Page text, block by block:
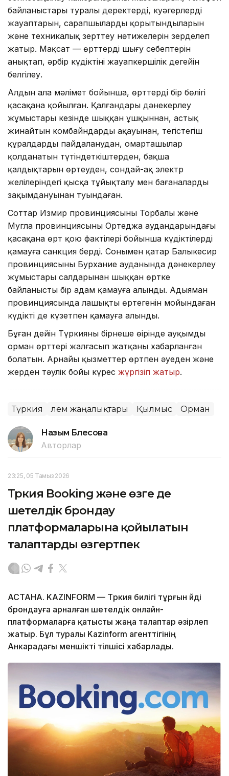
байланыстары туралы деректерді, куәгерлердің
жауаптарын, сарапшылардың қорытындыларын
және техникалық зерттеу нәтижелерін зерделеп
жатыр. Мақсат — өрттердің шығу себептерін
анықтап, әрбір күдіктінің жауапкершілік деңгейін
белгілеу.
Алдын ала мәлімет бойынша, өрттердің бір бөлігі
қасақана қойылған. Қалғандары дәнекерлеу
жұмыстары кезінде шыққан ұшқыннан, астық
жинайтын комбайндардың ақауынан, тегістегіш
құралдарды пайдаланудан, омарташылар
қолданатын түтіндеткіштерден, бақша
қалдықтарын өртеуден, сондай-ақ электр
желілеріндегі қысқа тұйықталу мен бағаналардың
зақымдануынан туындаған.
Соттар Измир провинциясының Торбалы және
Мугла провинциясының Ортеджа аудандарындағы
қасақана өрт қою фактілері бойынша күдіктілерді
қамауға санкция берді. Сонымен қатар Балыкесир
провинциясының Бурхание ауданында дәнекерлеу
жұмыстары салдарынан шыққан өртке
байланысты бір адам қамауға алынды. Адыяман
провинциясында лашықты өртегенін мойындаған
күдікті де күзетпен қамауға алынды.
Бұған дейін Түркияның бірнеше өңірінде ауқымды
орман өрттері жалғасып жатқаны хабарланған
болатын. Арнайы қызметтер өртпен әуеден және
жерден тәулік бойы күрес жүргізіп жатыр.
Түркия Әлем жаңалықтары Қылмыс Орман
Назым Бөлесова
Авторлар
23:25, 05 Тамыз 2026
Түркия Booking және өзге де
шетелдік брондау
платформаларына қойылатын
талаптарды өзгертпек
АСТАНА. KAZINFORM — Түркия билігі тұрғын үйді
брондауға арналған шетелдік онлайн-
платформаларға қатысты жаңа талаптар әзірлеп
жатыр. Бұл туралы Kazinform агенттігінің
Анкарадағы меншікті тілшісі хабарлады.